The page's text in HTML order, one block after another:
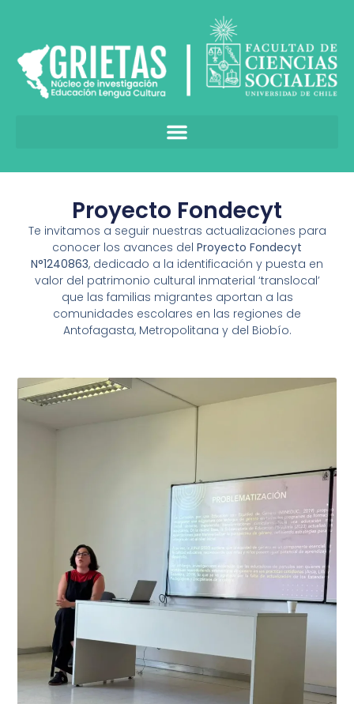
Proyecto Fondecyt
Te invitamos a seguir nuestras actualizaciones para
conocer los avances del Proyecto Fondecyt
N°1240863, dedicado a la identificación y puesta en
valor del patrimonio cultural inmaterial ‘translocal’
que las familias migrantes aportan a las
comunidades escolares en las regiones de
Antofagasta, Metropolitana y del Biobío.